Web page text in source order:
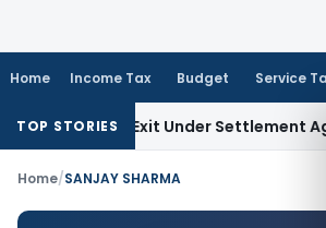
Home Income Tax Budget Service
TOP STORIES
Share Exit Under Settlement
Home/SANJAY SHARMA